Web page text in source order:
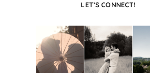
LET’S CONNECT!